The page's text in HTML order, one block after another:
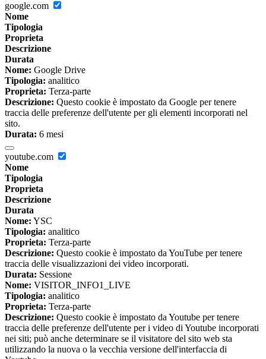
google.com
Nome
Tipologia
Proprieta
Descrizione
Durata
Nome: Google Drive
Tipologia: analitico
Proprieta: Terza-parte
Descrizione: Questo cookie è impostato da Google per tenere
traccia delle preferenze dell'utente per gli elementi incorporati nel
sito.
Durata: 6 mesi
youtube.com
Nome
Tipologia
Proprieta
Descrizione
Durata
Nome: YSC
Tipologia: analitico
Proprieta: Terza-parte
Descrizione: Questo cookie è impostato da YouTube per tenere
traccia delle visualizzazioni dei video incorporati.
Durata: Sessione
Nome: VISITOR_INFO1_LIVE
Tipologia: analitico
Proprieta: Terza-parte
Descrizione: Questo cookie è impostato da Youtube per tenere
traccia delle preferenze dell'utente per i video di Youtube incorporati
nei siti; può anche determinare se il visitatore del sito web sta
utilizzando la nuova o la vecchia versione dell'interfaccia di